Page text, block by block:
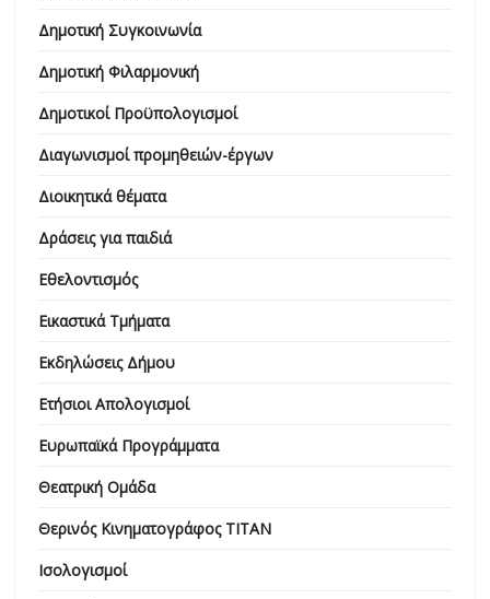
Δημοτική Συγκοινωνία
Δημοτική Φιλαρμονική
Δημοτικοί Προϋπολογισμοί
Διαγωνισμοί προμηθειών-έργων
Διοικητικά θέματα
Δράσεις για παιδιά
Εθελοντισμός
Εικαστικά Τμήματα
Εκδηλώσεις Δήμου
Ετήσιοι Απολογισμοί
Ευρωπαϊκά Προγράμματα
Θεατρική Ομάδα
Θερινός Κινηματογράφος ΤΙΤΑΝ
Ισολογισμοί